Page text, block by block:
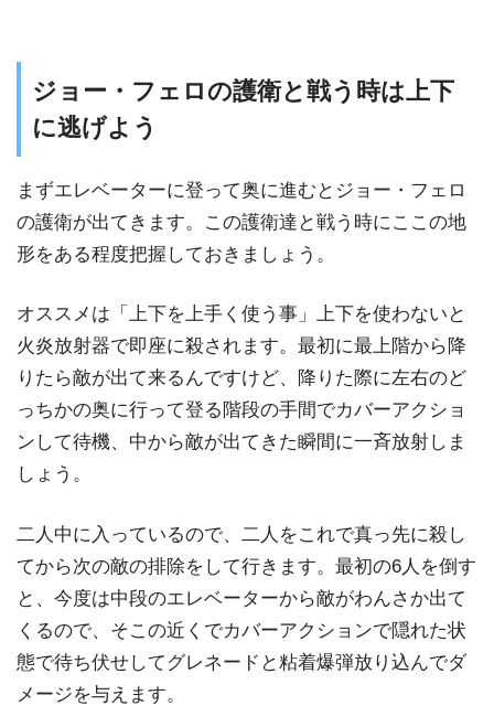
ジョー・フェロの護衛と戦う時は上下
に逃げよう
まずエレベーターに登って奥に進むとジョー・フェロ
の護衛が出てきます。この護衛達と戦う時にここの地
形をある程度把握しておきましょう。
オススメは「上下を上手く使う事」上下を使わないと
火炎放射器で即座に殺されます。最初に最上階から降
りたら敵が出て来るんですけど、降りた際に左右のど
っちかの奥に行って登る階段の手間でカバーアクショ
ンして待機、中から敵が出てきた瞬間に一斉放射しま
しょう。
二人中に入っているので、二人をこれで真っ先に殺し
てから次の敵の排除をして行きます。最初の6人を倒す
と、今度は中段のエレベーターから敵がわんさか出て
くるので、そこの近くでカバーアクションで隠れた状
態で待ち伏せしてグレネードと粘着爆弾放り込んでダ
メージを与えます。